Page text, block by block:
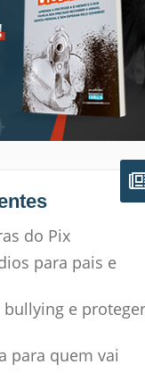
do Pix
para pais e
e proteger
para quem vai